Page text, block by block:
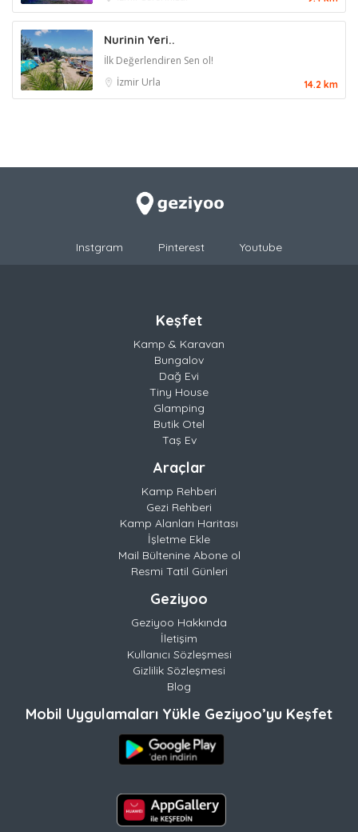
Nurinin Yeri..
İlk Değerlendiren Sen ol!
İzmir Urla 14.2 km
Instgram Pinterest Youtube
Keşfet
Kamp & Karavan
Bungalov
Dağ Evi
Tiny House
Glamping
Butik Otel
Taş Ev
Araçlar
Kamp Rehberi
Gezi Rehberi
Kamp Alanları Haritası
İşletme Ekle
Mail Bültenine Abone ol
Resmi Tatil Günleri
Geziyoo
Geziyoo Hakkında
İletişim
Kullanıcı Sözleşmesi
Gizlilik Sözleşmesi
Blog
Mobil Uygulamaları Yükle Geziyoo’yu Keşfet